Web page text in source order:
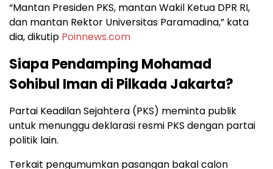
“Mantan Presiden PKS, mantan Wakil Ketua DPR RI,
dan mantan Rektor Universitas Paramadina,” kata
dia, dikutip Poinnews.com
Siapa Pendamping Mohamad
Sohibul Iman di Pilkada Jakarta?
Partai Keadilan Sejahtera (PKS) meminta publik
untuk menunggu deklarasi resmi PKS dengan partai
politik lain.
Terkait pengumumkan pasangan bakal calon